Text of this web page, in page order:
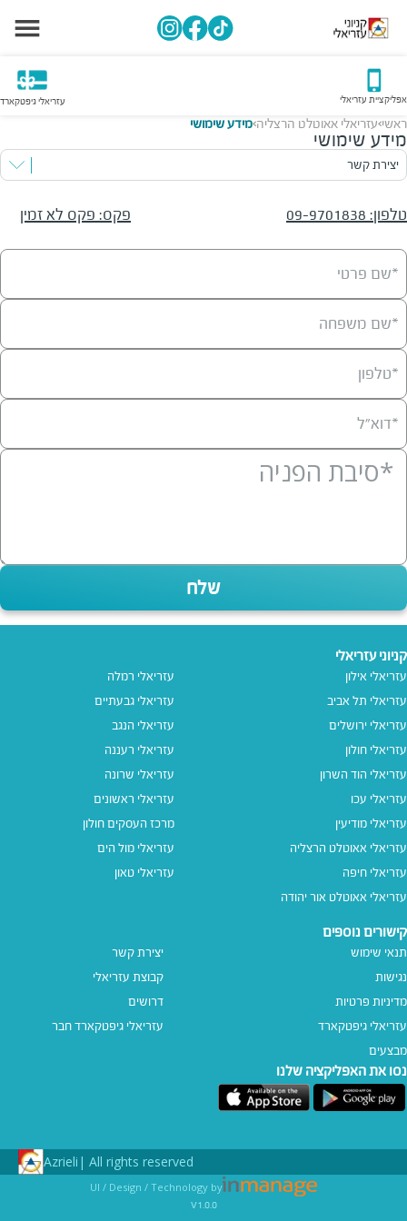
אפליקציית עזריאלי עזריאלי גיפטקארד
ראשי>עזריאלי אאוטלט הרצליה>מידע שימושי
מידע שימושי
יצירת קשר
טלפון:
09-9701838 פקס: פקס לא זמין
*שם פרטי
*שם משפחה
*טלפון
*דוא”ל
שלח
קניוני עזריאלי
עזריאלי אילון
עזריאלי תל אביב
עזריאלי ירושלים
עזריאלי חולון
עזריאלי הוד השרון
עזריאלי עכו
עזריאלי מודיעין
עזריאלי אאוטלט הרצליה
עזריאלי חיפה
עזריאלי אאוטלט אור יהודה
עזריאלי רמלה
עזריאלי גבעתיים
עזריאלי הנגב
עזריאלי רעננה
עזריאלי שרונה
עזריאלי ראשונים
מרכז העסקים חולון
עזריאלי מול הים
עזריאלי טאון
קישורים נוספים
תנאי שימוש
נגישות
מדיניות פרטיות
עזריאלי גיפטקארד
מבצעים
יצירת קשר
קבוצת עזריאלי
דרושים
עזריאלי גיפטקארד חבר‎
נסו את האפליקציה שלנו
All rights reserved |
Azrieli
UI / Design / Technology by
v1.0.0